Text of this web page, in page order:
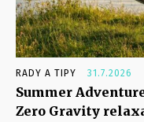
RADY A TIPY 31.7.2026
Summer
Zero Gravity